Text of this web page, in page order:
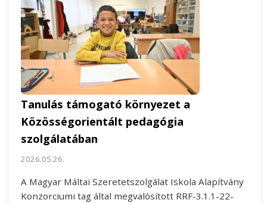
Tanulás támogató környezet a
Közösségorientált pedagógia
szolgálatában
2026.05.26.
A Magyar Máltai Szeretetszolgálat Iskola Alapítvány
Konzorciumi tag által megvalósított RRF-3.1.1-22-